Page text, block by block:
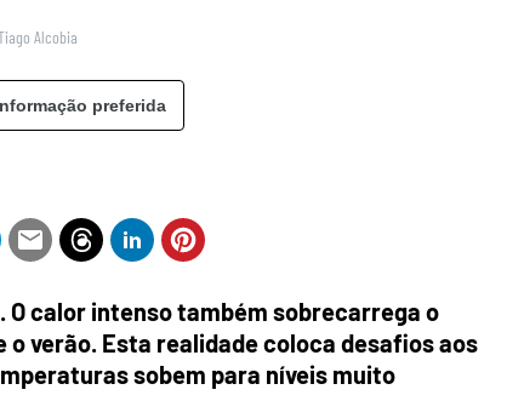
Alcobia
preferida
O calor intenso também sobrecarrega o
verão. Esta realidade coloca desafios aos
sobem para níveis muito